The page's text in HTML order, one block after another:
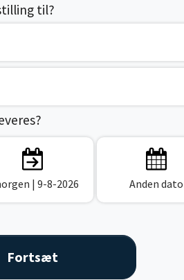
til?
| 9-8-2026 Anden dato